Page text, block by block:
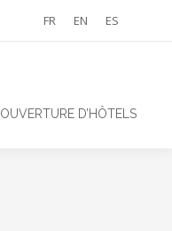
FR EN ES
OUVERTURE D’HÔTELS